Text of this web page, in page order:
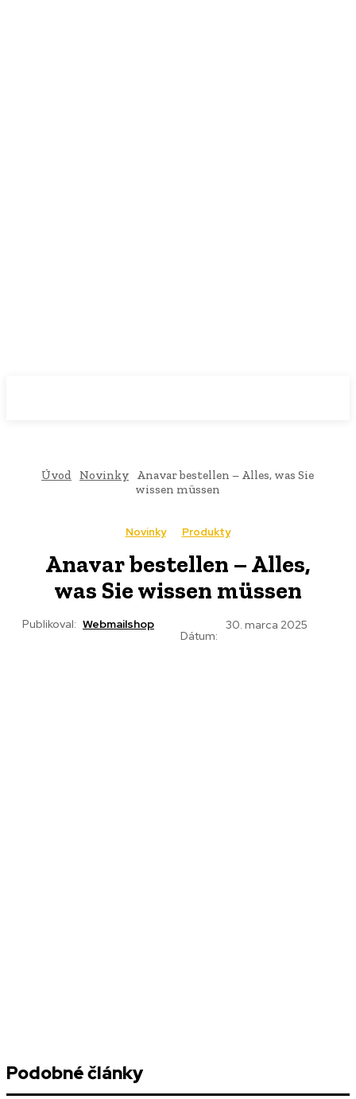
Úvod Novinky
Anavar bestellen – Alles, was Sie
wissen müssen
Novinky Produkty
Anavar bestellen – Alles,
was Sie wissen müssen
Publikoval: Webmailshop
Dátum:
30. marca 2025
Podobné články